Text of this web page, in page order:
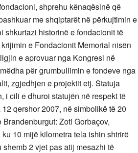
shprehu kënaqësinë që
me shqiptarët në përkujtimin e
shkurtazi historinë e fondacionit të
e Fondacionit Memorial nisën
e aprovuar nga Kongresi në
për grumbullimin e fondeve nga
zgjedhjen e projektit etj. Statuja
i cili e dhuroi statujën në respekt të
qershor 2007, në simbolikë të 20
Zoti Gorbaçov,
10 mijë kilometra tela ishin shtrirë
2 vjet pas atij mesazhi të